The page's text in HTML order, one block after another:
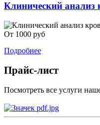
Клинический анализ
От 1000 руб
Подробнее
Прайс-лист
Посмотреть все услуги